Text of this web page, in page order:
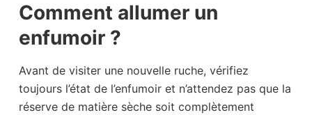
Comment allumer un
enfumoir ?
Avant de visiter une nouvelle ruche, vérifiez
toujours l’état de l’enfumoir et n’attendez pas que la
réserve de matière sèche soit complètement